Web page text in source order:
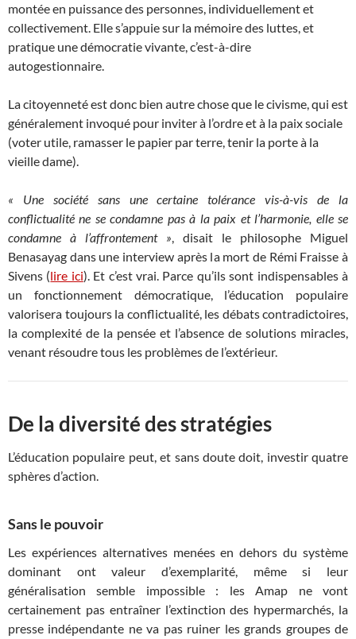
montée en puissance des personnes, individuellement et
collectivement. Elle s’appuie sur la mémoire des luttes, et
pratique une démocratie vivante, c’est-à-dire
autogestionnaire.
La citoyenneté est donc bien autre chose que le civisme, qui est
généralement invoqué pour inviter à l’ordre et à la paix sociale
(voter utile, ramasser le papier par terre, tenir la porte à la
vieille dame).
« Une société sans une certaine tolérance vis-à-vis de la
conflictualité ne se condamne pas à la paix et l’harmonie, elle se
condamne à l’affrontement », disait le philosophe Miguel
Benasayag dans une interview après la mort de Rémi Fraisse à
Sivens (lire ici). Et c’est vrai. Parce qu’ils sont indispensables à
un fonctionnement démocratique, l’éducation populaire
valorisera toujours la conflictualité, les débats contradictoires,
la complexité de la pensée et l’absence de solutions miracles,
venant résoudre tous les problèmes de l’extérieur.
De la diversité des stratégies
L’éducation populaire peut, et sans doute doit, investir quatre
sphères d’action.
Sans le pouvoir
Les expériences alternatives menées en dehors du système
dominant ont valeur d’exemplarité, même si leur
généralisation semble impossible : les Amap ne vont
certainement pas entraîner l’extinction des hypermarchés, la
presse indépendante ne va pas ruiner les grands groupes de